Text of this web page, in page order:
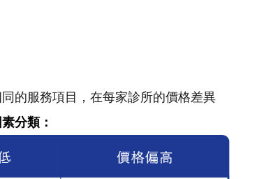
的服務項目，在每家診所的價格差異
分類：